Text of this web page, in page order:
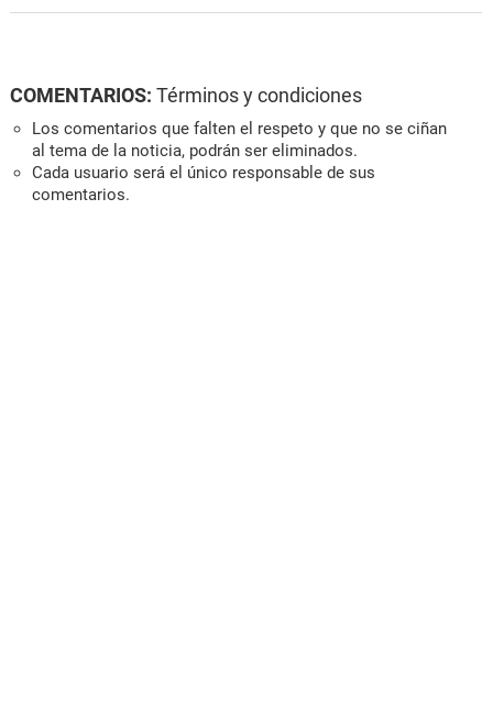
COMENTARIOS: Términos y condiciones
Los comentarios que falten el respeto y que no se ciñan
al tema de la noticia, podrán ser eliminados.
Cada usuario será el único responsable de sus
comentarios.